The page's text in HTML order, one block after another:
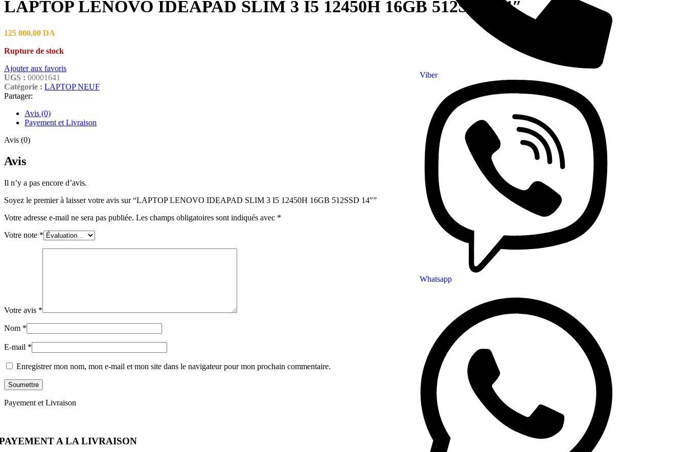
Viber
Whatsapp
LAPTOP LENOVO IDEAPAD SLIM 3 I5 12450H 16GB 512SSD 14″
125 000,00 DA
Rupture de stock
Ajouter aux favoris
UGS : 00001641
Catégorie : LAPTOP NEUF
Partager:
Avis (0)
Payement et Livraison
Avis (0)
Avis
Il n’y a pas encore d’avis.
Soyez le premier à laisser votre avis sur “LAPTOP LENOVO IDEAPAD SLIM 3 I5 12450H 16GB 512SSD 14″”
Votre adresse e-mail ne sera pas publiée. Les champs obligatoires sont indiqués avec *
Votre note *
Votre avis *
Nom *
E-mail *
Enregistrer mon nom, mon e-mail et mon site dans le navigateur pour mon prochain commentaire.
Payement et Livraison
A LA LIVRAISON